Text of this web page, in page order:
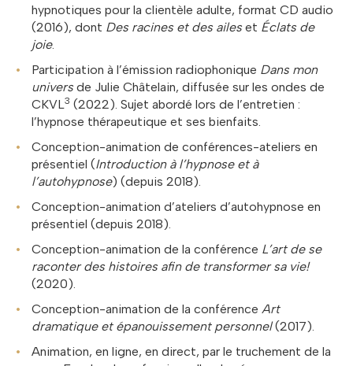
hypnotiques pour la clientèle adulte, format CD audio
(2016), dont Des racines et des aileset Éclats de
joie.
Participation à l’émission radiophonique Dans mon
universde Julie Châtelain, diffusée sur les ondes de
CKVL 3 (2022). Sujet abordé lors de l’entretien :
l’hypnose thérapeutique et ses bienfaits.
Conception-animation de conférences-ateliers en
présentiel (Introduction à l’hypnose et à
l’autohypnose) (depuis 2018).
Conception-animation d’ateliers d’autohypnose en
présentiel (depuis 2018).
Conception-animation de la conférence L’art de se
raconter des histoires afin de transformer sa vie!
(2020).
Conception-animation de la conférence Art
dramatique et épanouissement personnel(2017).
Animation, en ligne, en direct, par le truchement de la